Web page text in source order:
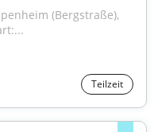
(Bergstraße),
Teilzeit